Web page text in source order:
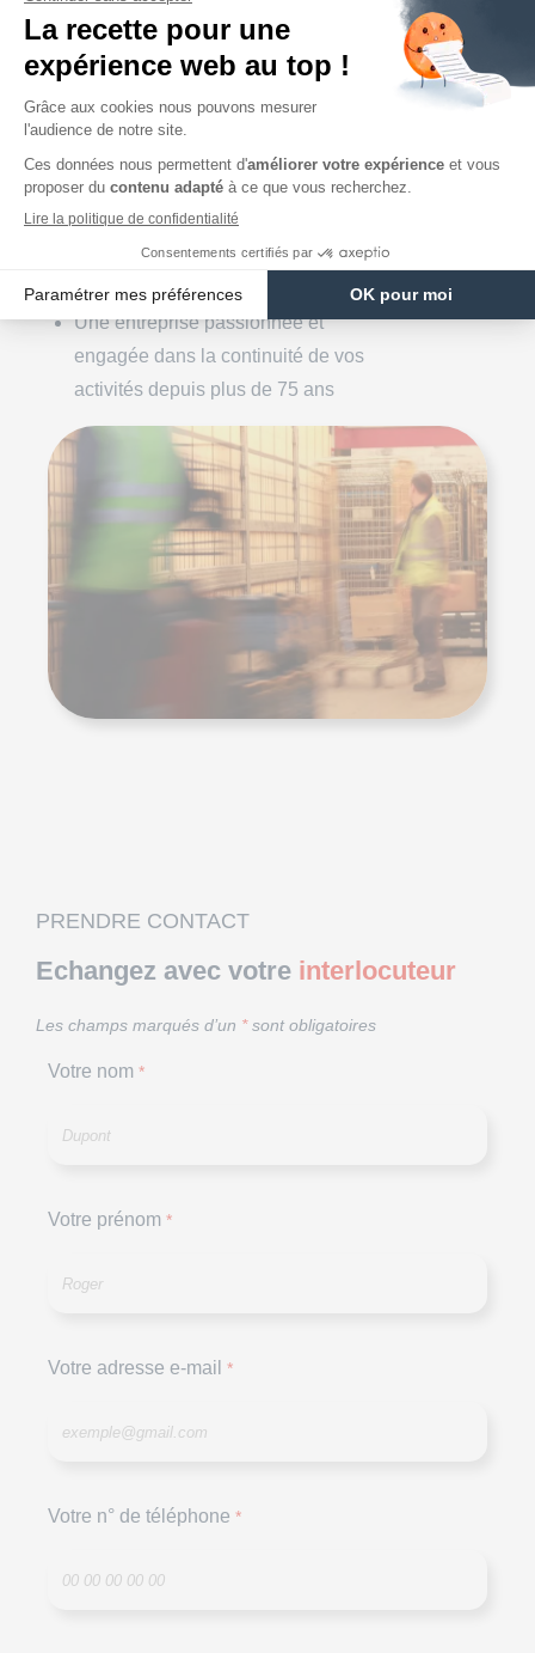
Jolival, c’est aussi :
Une traçabilité et un suivi en temps
réel d’un bout à l’autre de la chaîne
logistique.
Un réseau éco-citoyen : 100% des
distributeurs sont engagés via la
signature de la charte CO² dans une
démarche de réduction des gaz à effet
de serre
Une entreprise passionnée et
engagée dans la continuité de vos
activités depuis plus de 75 ans
PRENDRE CONTACT
Echangez avec votre interlocuteur
Les champs marqués d’un *sont obligatoires
Votre nom *
Votre prénom *
Votre adresse e-mail *
Votre n° de téléphone *